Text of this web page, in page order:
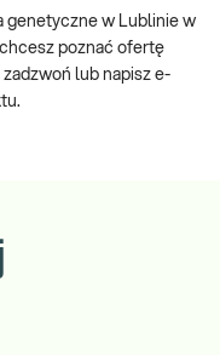
genetyczne w Lublinie w
poznać ofertę
lub napisz e-